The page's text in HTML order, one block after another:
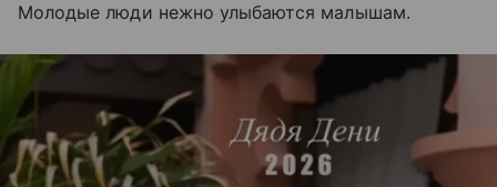
Молодые люди нежно улыбаются малышам.